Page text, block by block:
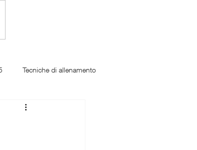
Tecniche di allenamento